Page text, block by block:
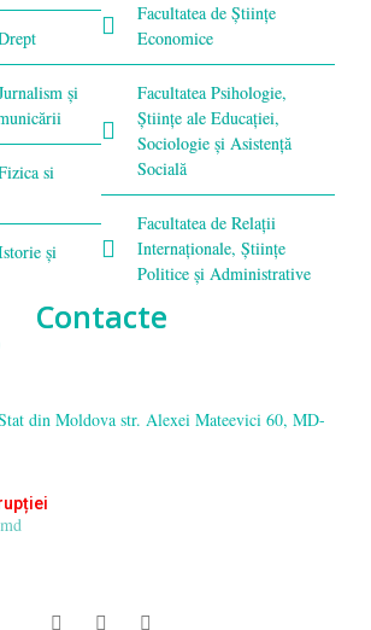
şi
si
şi
Facultatea de Științe
Economice
Facultatea Psihologie,
Ştiinţe ale Educaţiei,
Sociologie și Asistență
Socială
Facultatea de Relaţii
Internaţionale, Ştiinţe
Politice şi Administrative
Contacte
din Moldova str. Alexei Mateevici 60, MD-